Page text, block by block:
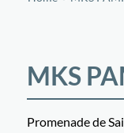
MKS
Promenade de